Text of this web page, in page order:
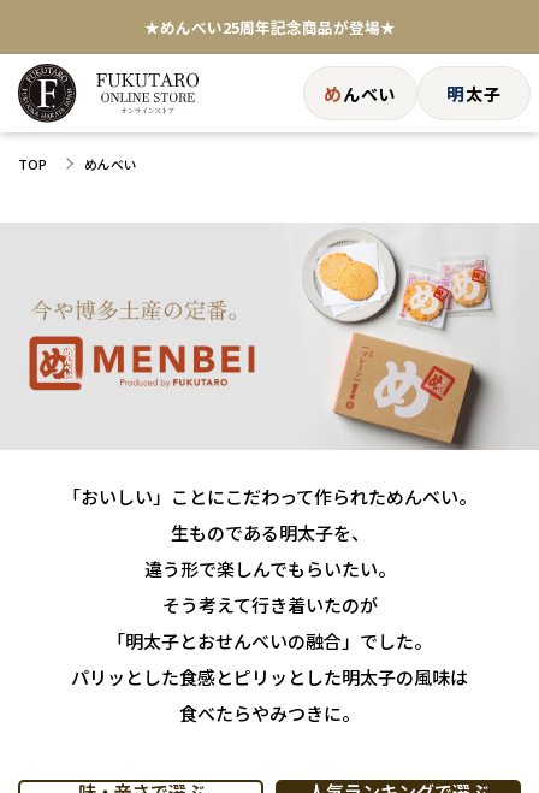
★めんべい25周年記念商品が登場★
【色々な味を試したい方へ】ポストイン！めんべい
送料全国一律770円！10,800円以上で送料無料
めんべい 明太子
TOP めんべい
「おいしい」ことにこだわって作られためんべい。
生ものである明太子を、
違う形で楽しんでもらいたい。
そう考えて行き着いたのが
「明太子とおせんべいの融合」でした。
パリッとした食感とピリッとした明太子の風味は
食べたらやみつきに。